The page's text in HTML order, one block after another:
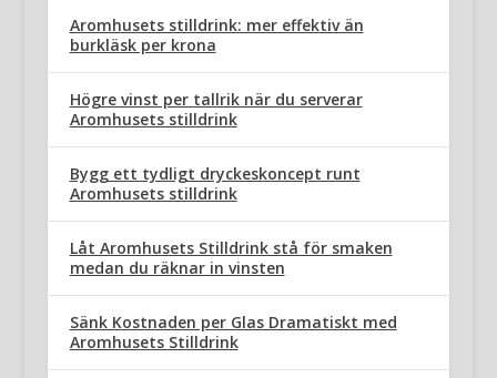
Aromhusets stilldrink: mer effektiv än
burkläsk per krona
Högre vinst per tallrik när du serverar
Aromhusets stilldrink
Bygg ett tydligt dryckeskoncept runt
Aromhusets stilldrink
Låt Aromhusets Stilldrink stå för smaken
medan du räknar in vinsten
Sänk Kostnaden per Glas Dramatiskt med
Aromhusets Stilldrink